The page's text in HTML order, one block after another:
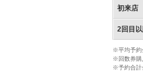
初来店
2回目
※平均予約
※回数券購
※予約合計